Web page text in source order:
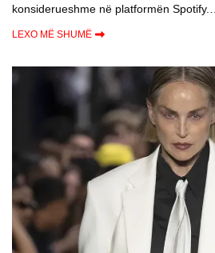
konsiderueshme në platformën Spotify.…
LEXO MË SHUMË